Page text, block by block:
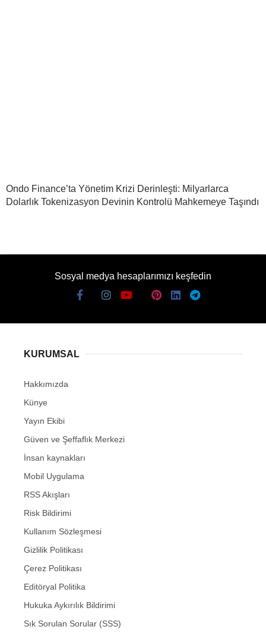
Ondo Finance’ta Yönetim Krizi Derinleşti: Milyarlarca
Dolarlık Tokenizasyon Devinin Kontrolü Mahkemeye Taşındı
Sosyal medya hesaplarımızı keşfedin
KURUMSAL
Hakkımızda
Künye
Yayın Ekibi
Güven ve Şeffaflık Merkezi
İnsan kaynakları
Mobil Uygulama
RSS Akışları
Risk Bildirimi
Kullanım Sözleşmesi
Gizlilik Politikası
Çerez Politikası
Editöryal Politika
Hukuka Aykırılık Bildirimi
Sık Sorulan Sorular (SSS)